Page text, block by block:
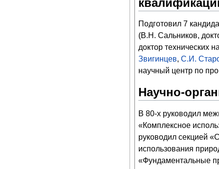
Подготовил 7
(В.Н. Сальников,
доктор технических
Звигинцев, С.И.
научный центр по
Научно-
В 80-х руководил
«Комплексное
руководил секцией
использования
«Фундаментальные